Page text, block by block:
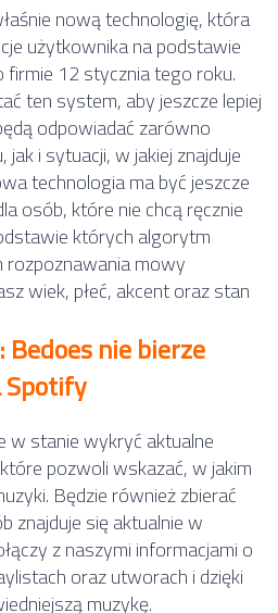
nową technologię, która
użytkownika na podstawie
firmie 12 stycznia tego roku.
ten system, aby jeszcze lepiej
odpowiadać zarówno
i sytuacji, w jakiej znajduje
technologia ma być jeszcze
osób, które nie chcą ręcznie
których algorytm
rozpoznawania mowy
wiek, płeć, akcent oraz stan
Bedoes nie bierze
w stanie wykryć aktualne
pozwoli wskazać, w jakim
Będzie również zbierać
znajduje się aktualnie w
z naszymi informacjami o
oraz utworach i dzięki
muzykę.